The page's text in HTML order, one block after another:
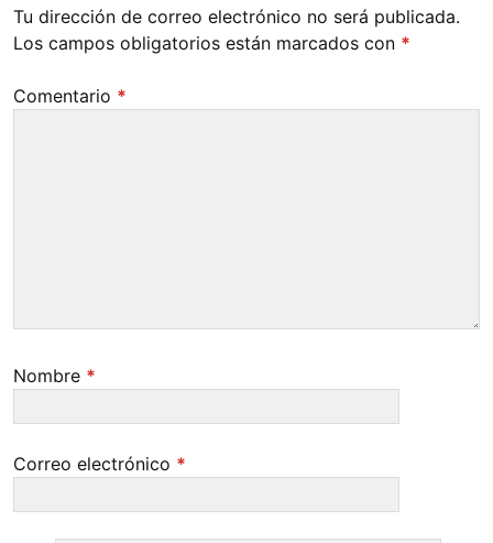
Tu dirección de correo electrónico no será publicada.
Los campos obligatorios están marcados con *
Comentario *
Nombre *
Correo electrónico *